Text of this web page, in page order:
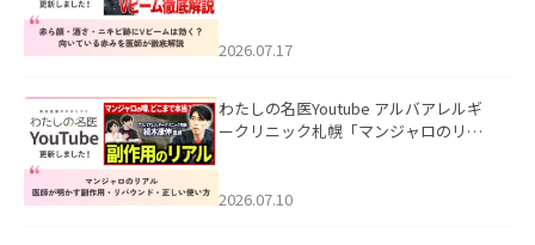
した。
2026.07.17
わたしの名医Youtube アルバアレルギ
ークリニック札幌「マンジャロのリア
た。
2026.07.10